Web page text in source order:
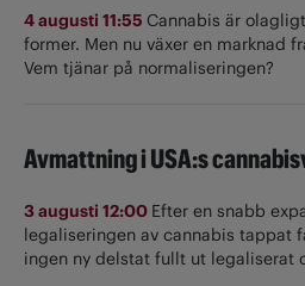
4 augusti 11:55 Cannabis är
former. Men nu växer en marknad
Vem tjänar på normaliseringen?
Avmattning i USA:s
3 augusti 12:00 Efter en snabb
legaliseringen av cannabis tappat
ingen ny delstat fullt ut ­legaliserat